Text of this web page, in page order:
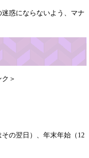
惑にならないよう、マナ
ク＞
の翌日）、年末年始（12